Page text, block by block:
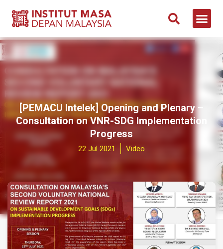
[PEMACU Intelek] Opening and Plenary –
Consultation on VNR-SDG Implementation
Progress
22 Jul 2021 Video